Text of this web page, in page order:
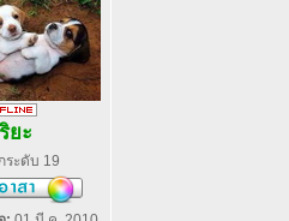
ยะ
ระดับ 19